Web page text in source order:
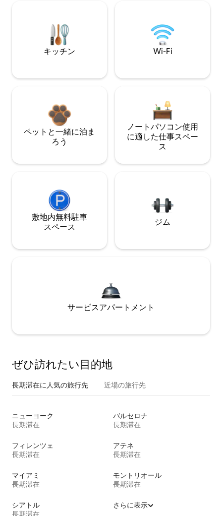
キッチン Wi-Fi
ペットと一緒に泊ま
ろう
ノートパソコン使用
に適した仕事スペー
ス
敷地内無料駐⁠車
ス⁠ペ⁠ー⁠ス
ジム
サービスアパートメント
ぜひ訪⁠れ⁠た⁠い目⁠的⁠地
長期滞在に人気の旅行先 近場の旅行先
ニューヨーク
長期滞在
バルセロナ
長期滞在
フィレンツェ
長期滞在
アテネ
長期滞在
マイアミ
長期滞在
モントリオール
長期滞在
シアトル
長期滞在
さらに表示